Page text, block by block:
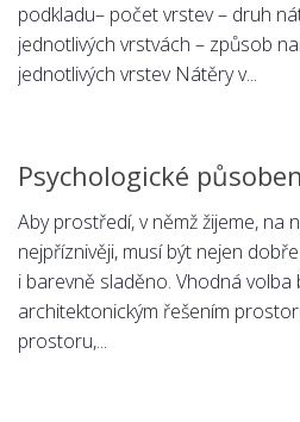
Zdravotnictví
Zeměpis
podkladu– počet vrstev – druh
jednotlivých vrstvách – způsob
jednotlivých vrstev Nátěry v...
Psychologické
Aby prostředí, v němž žijeme, na
nejpříznivěji, musí být nejen
i barevně sladěno. Vhodná volba
architektonickým řešením
prostoru,...